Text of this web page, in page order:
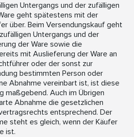
Untergangs und der zufälligen
geht spätestens mit der
über. Beim Versendungskauf geht
Untergangs und der
der Ware sowie die
mit Auslieferung der Ware an
oder der sonst zur
bestimmten Person oder
Abnahme vereinbart ist, ist diese
maßgebend. Auch im Übri­gen
Abnahme die gesetzlichen
entsprechend. Der
steht es gleich, wenn der Käufer
ist.